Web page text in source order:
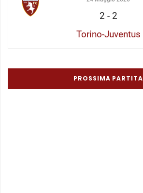
2 - 2
Torino-Juventus
PROSSIMA PARTITA